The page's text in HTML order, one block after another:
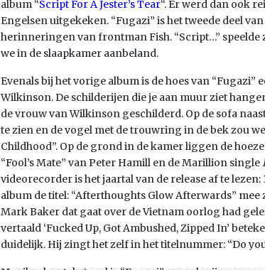
album “Script For A Jester’s Tear“. Er werd dan ook
Engelsen uitgekeken. “Fugazi” is het tweede deel
herinneringen van frontman Fish. “Script…” speelde
we in de slaapkamer aanbeland.
Evenals bij het vorige album is de hoes van
Wilkinson. De schilderijen die je aan muur ziet
de vrouw van Wilkinson geschilderd. Op de sofa
te zien en de vogel met de trouwring in de bek zou
Childhood”. Op de grond in de kamer liggen de
“Fool’s Mate” van Peter Hamill en de Marillion single
videorecorder is het jaartal van de release af te
album de titel: “Afterthoughts Glow Afterwards”
Mark Baker dat gaat over de Vietnam oorlog had
vertaald ‘Fucked Up, Got Ambushed, Zipped In’
duidelijk. Hij zingt het zelf in het titelnummer: “Do